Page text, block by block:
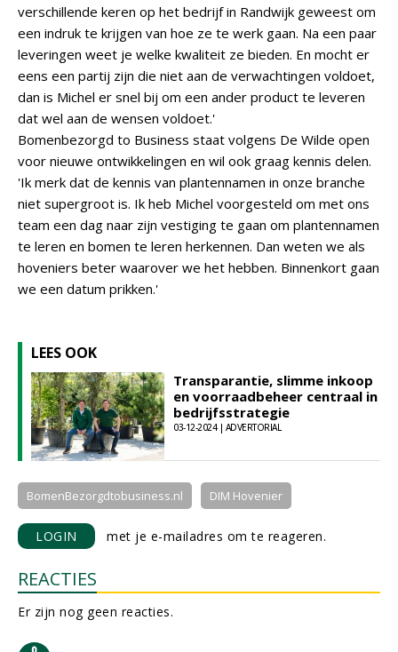
verschillende keren op het bedrijf in Randwijk geweest om
een indruk te krijgen van hoe ze te werk gaan. Na een paar
leveringen weet je welke kwaliteit ze bieden. En mocht er
eens een partij zijn die niet aan de verwachtingen voldoet,
dan is Michel er snel bij om een ander product te leveren
dat wel aan de wensen voldoet.'
Bomenbezorgd to Business staat volgens De Wilde open
voor nieuwe ontwikkelingen en wil ook graag kennis delen.
'Ik merk dat de kennis van plantennamen in onze branche
niet supergroot is. Ik heb Michel voorgesteld om met ons
team een dag naar zijn vestiging te gaan om plantennamen
te leren en bomen te leren herkennen. Dan weten we als
hoveniers beter waarover we het hebben. Binnenkort gaan
we een datum prikken.'
LEES OOK
Transparantie, slimme inkoop
en voorraadbeheer centraal in
bedrijfsstrategie
03-12-2024 | ADVERTORIAL
BomenBezorgdtobusiness.nl DIM Hovenier
LOGIN met je e-mailadres om te reageren.
REACTIES
Er zijn nog geen reacties.